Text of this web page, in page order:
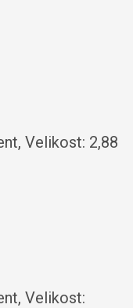
Velikost: 2,88
Velikost: